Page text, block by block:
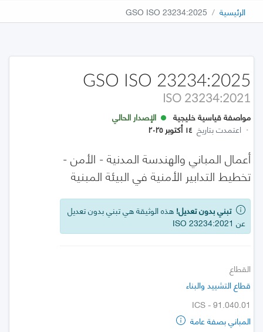
الرئيسية GSO ISO 23234:2025
GSO ISO 23234:2025
ISO 23234:2021
مواصفة قياسية خليجية
الإصدار الحالي
· اعتمدت بتاريخ ١٤ أكتوبر ٢٠٢٥
أعمال المباني والهندسة المدنية - الأمن -
تخطيط التدابير الأمنية في البيئة المبنية
تبني بدون تعديل! هذه الوثيقة هي تبني بدون تعديل
عن ISO 23234:2021
القطاع
قطاع التشييد والبناء
ICS - 91.040.01
المباني بصفة عامة